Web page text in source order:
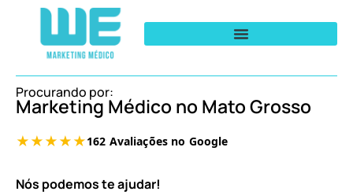
Procurando por:
Marketing Médico no Mato Grosso
Nós podemos te ajudar!